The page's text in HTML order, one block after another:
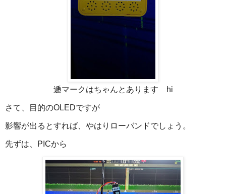
逓マークはちゃんとあります hi
さて、目的のOLEDですが
影響が出るとすれば、やはりローバンドでしょう。
先ずは、PICから